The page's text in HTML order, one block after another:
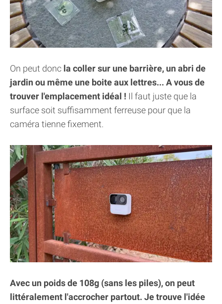
On peut donc la coller sur une barrière, un abri de
jardin ou même une boite aux lettres... A vous de
trouver l'emplacement idéal ! Il faut juste que la
surface soit suffisamment ferreuse pour que la
caméra tienne fixement.
Avec un poids de 108g (sans les piles), on peut
littéralement l'accrocher partout. Je trouve l'idée